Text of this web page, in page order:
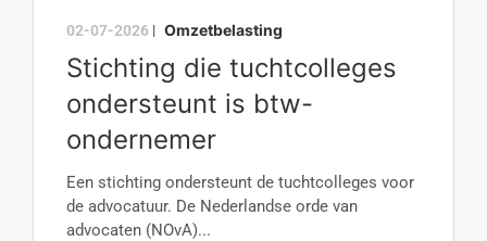
02-07-2026 | Omzetbelasting
Stichting die tuchtcolleges
ondersteunt is btw-
ondernemer
Een stichting ondersteunt de tuchtcolleges voor
de advocatuur. De Nederlandse orde van
advocaten (NOvA)...